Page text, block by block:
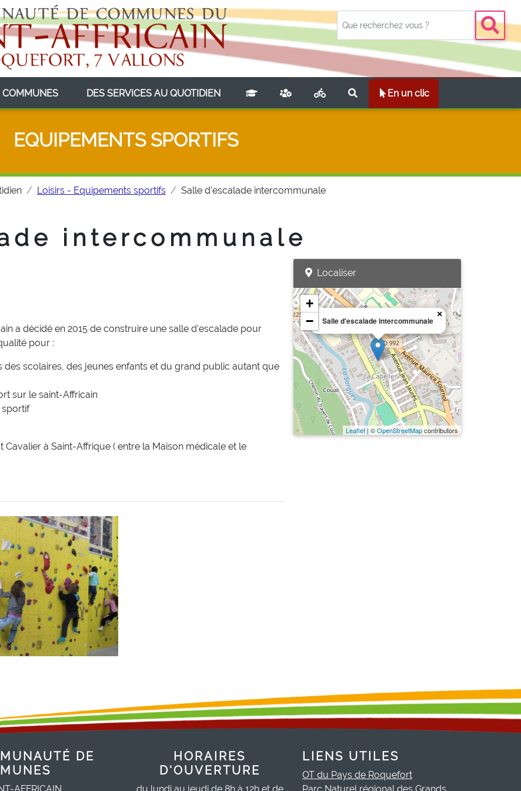
(CURRENT)DES SERVICES AU QUOTIDIEN(CURRENT) En un clic
EQUIPEMENTS SPORTIFS
Loisirs - Equipements sportifs Salle d'escalade intercommunale
intercommunale
a décidé en 2015 de construire une salle d'escalade pour
pour :
scolaires, des jeunes enfants et du grand public autant que
sur le saint-Affricain
sportif
à Saint-Affrique ( entre la Maison médicale et le
Localiser
Salle d'escalade intercommunale
×
+
−
Leaflet | ©OpenStreetMapcontributors
DE
HORAIRES
D'OUVERTURE
LIENS UTILES
OT du Pays de Roquefort